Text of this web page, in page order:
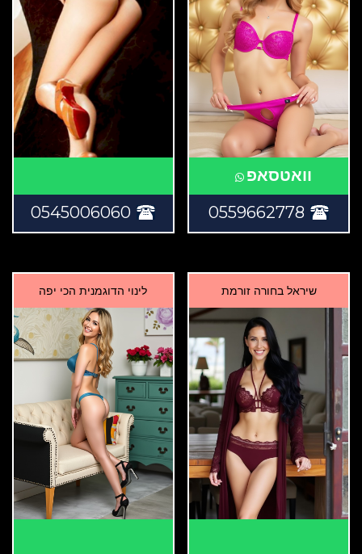
וואטסאפ
0559662778
0545006060
שיראל בחורה זורמת לינוי הדוגמנית הכי יפה